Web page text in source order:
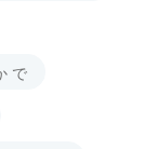
で